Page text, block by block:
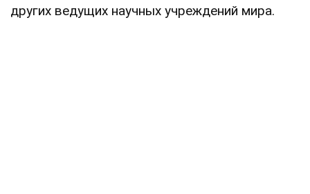
других ведущих научных учреждений мира.